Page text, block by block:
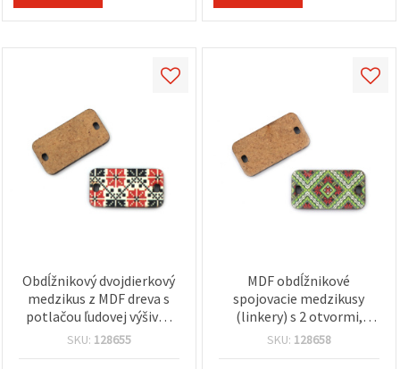
Obdĺžnikový dvojdierkový
medzikus z MDF dreva s
potlačou ľudovej výšivky
(červená/čierna
SKU: 128655
MDF obdĺžnikové
spojovacie medzikusy
(linkery) s 2 otvormi,
potlač etnickej výšivky,
SKU: 128658